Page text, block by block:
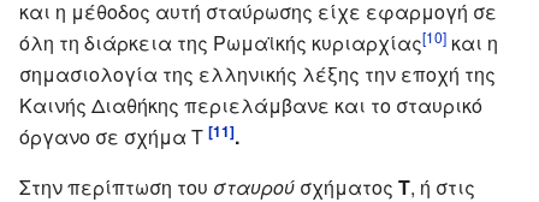
και η μέθοδος αυτή σταύρωσης είχε εφαρμογή σε
όλη τη διάρκεια της Ρωμαϊκής κυριαρχίας[10] και η
σημασιολογία της ελληνικής λέξης την εποχή της
Καινής Διαθήκης περιελάμβανε και το σταυρικό
όργανο σε σχήμα T [11].
Στην περίπτωση του σταυρού σχήματος Τ, ή στις